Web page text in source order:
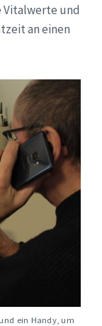
und
an einen
ein Handy, um